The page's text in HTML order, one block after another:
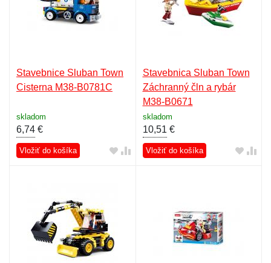
Stavebnice Sluban Town
Cisterna M38-B0781C
skladom
6,74 €
Vložiť do košíka
Stavebnica Sluban Town
Záchranný čln a rybár
M38-B0671
skladom
10,51 €
Vložiť do košíka